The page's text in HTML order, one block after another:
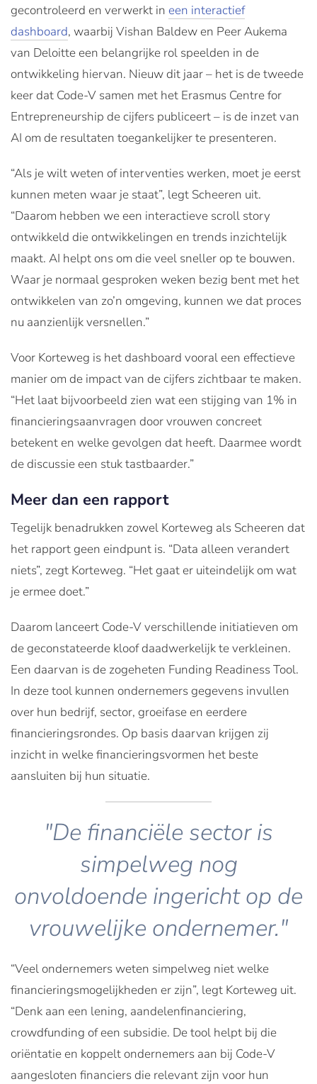
gecontroleerd en verwerkt in een interactief
dashboard, waarbij Vishan Baldew en Peer Aukema
van Deloitte een belangrijke rol speelden in de
ontwikkeling hiervan. Nieuw dit jaar – het is de tweede
keer dat Code-V samen met het Erasmus Centre for
Entrepreneurship de cijfers publiceert – is de inzet van
AI om de resultaten toegankelijker te presenteren.
“Als je wilt weten of interventies werken, moet je eerst
kunnen meten waar je staat”, legt Scheeren uit.
“Daarom hebben we een interactieve scroll story
ontwikkeld die ontwikkelingen en trends inzichtelijk
maakt. AI helpt ons om die veel sneller op te bouwen.
Waar je normaal gesproken weken bezig bent met het
ontwikkelen van zo’n omgeving, kunnen we dat proces
nu aanzienlijk versnellen.”
Voor Korteweg is het dashboard vooral een effectieve
manier om de impact van de cijfers zichtbaar te maken.
“Het laat bijvoorbeeld zien wat een stijging van 1% in
financieringsaanvragen door vrouwen concreet
betekent en welke gevolgen dat heeft. Daarmee wordt
de discussie een stuk tastbaarder.”
Meer dan een rapport
Tegelijk benadrukken zowel Korteweg als Scheeren dat
het rapport geen eindpunt is. “Data alleen verandert
niets”, zegt Korteweg. “Het gaat er uiteindelijk om wat
je ermee doet.”
Daarom lanceert Code-V verschillende initiatieven om
de geconstateerde kloof daadwerkelijk te verkleinen.
Een daarvan is de zogeheten Funding Readiness Tool.
In deze tool kunnen ondernemers gegevens invullen
over hun bedrijf, sector, groeifase en eerdere
financieringsrondes. Op basis daarvan krijgen zij
inzicht in welke financieringsvormen het beste
aansluiten bij hun situatie.
"De financiële sector is
simpelweg nog
onvoldoende ingericht op de
vrouwelijke ondernemer."
“Veel ondernemers weten simpelweg niet welke
financieringsmogelijkheden er zijn”, legt Korteweg uit.
“Denk aan een lening, aandelenfinanciering,
crowdfunding of een subsidie. De tool helpt bij die
oriëntatie en koppelt ondernemers aan bij Code-V
aangesloten financiers die relevant zijn voor hun